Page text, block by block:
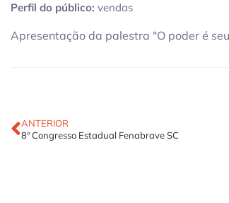
Perfil do público: vendas
Apresentação da palestra "O poder é
ANTERIOR
8º Congresso Estadual Fenabrave SC